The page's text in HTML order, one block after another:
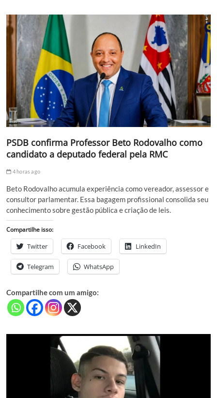
PSDB confirma Professor Beto Rodovalho como
candidato a deputado federal pela RMC
4 horas ago
Beto Rodovalho acumula experiência como vereador, assessor e
consultor parlamentar. Essa bagagem profissional consolida seu
conhecimento sobre gestão pública e criação de leis.
Compartilhe isso:
Twitter Facebook LinkedIn
Telegram WhatsApp
Compartilhe com um amigo: